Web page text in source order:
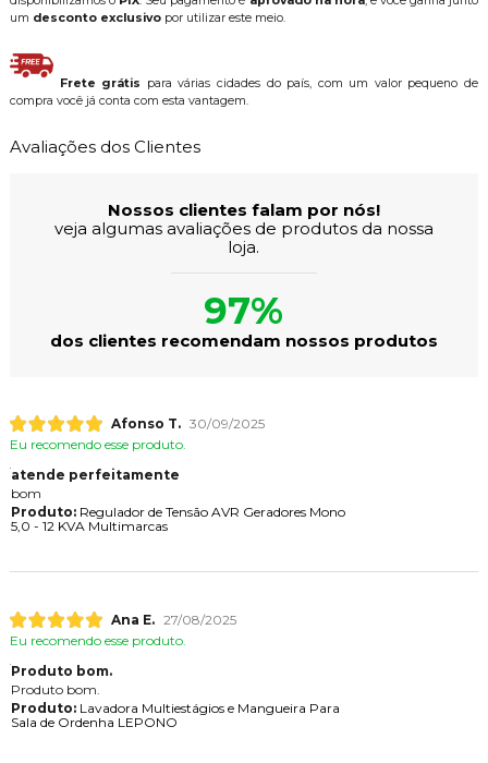
um desconto exclusivopor utilizar este meio.
Frete grátis para várias cidades do país, com um valor pequeno de
compra você já conta com esta vantagem.
Avaliações dos Clientes
Nossos clientes falam por nós!
veja algumas avaliações de produtos da nossa
loja.
97%
dos clientes recomendam nossos produtos
Afonso T. 30/09/2025
Eu recomendo esse produto.
atende perfeitamente
bom
Produto:Regulador de Tensão AVR Geradores Mono
5,0 - 12 KVA Multimarcas
Ana E. 27/08/2025
Eu recomendo esse produto.
Produto bom.
Produto bom.
Produto:Lavadora Multiestágios e Mangueira Para
Sala de Ordenha LEPONO